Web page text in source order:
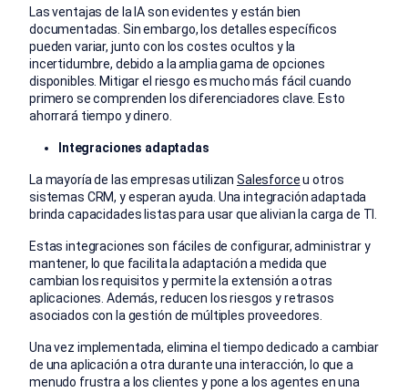
Las ventajas de la IA son evidentes y están bien
documentadas. Sin embargo, los detalles específicos
pueden variar, junto con los costes ocultos y la
incertidumbre, debido a la amplia gama de opciones
disponibles. Mitigar el riesgo es mucho más fácil cuando
primero se comprenden los diferenciadores clave. Esto
ahorrará tiempo y dinero.
Integraciones adaptadas
La mayoría de las empresas utilizan Salesforceu otros
sistemas CRM, y esperan ayuda. Una integración adaptada
brinda capacidades listas para usar que alivian la carga de TI.
Estas integraciones son fáciles de configurar, administrar y
mantener, lo que facilita la adaptación a medida que
cambian los requisitos y permite la extensión a otras
aplicaciones. Además, reducen los riesgos y retrasos
asociados con la gestión de múltiples proveedores.
Una vez implementada, elimina el tiempo dedicado a cambiar
de una aplicación a otra durante una interacción, lo que a
menudo frustra a los clientes y pone a los agentes en una